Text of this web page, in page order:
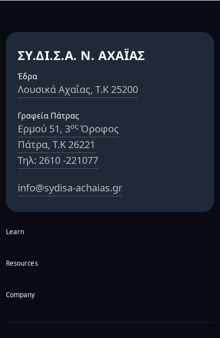
ΣΥ.ΔΙ.Σ.Α. Ν. ΑΧΑΪΑΣ
Έδρα
Λουσικά Αχαΐας, Τ.Κ 25200
Γραφεία Πάτρας
Ερμού 51, 3ος Όροφος
Πάτρα, Τ.Κ 26221
Τηλ: 2610 -221077
info@sydisa-achaias.gr
Learn
Resources
Company